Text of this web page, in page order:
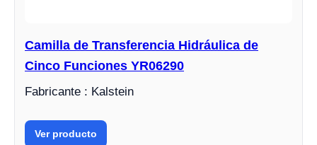
Camilla de Transferencia Hidráulica de
Cinco Funciones YR06290
Fabricante : Kalstein
Ver producto